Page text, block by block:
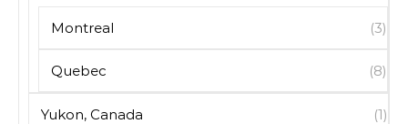
Montreal (3)
Quebec (8)
Yukon, Canada (1)